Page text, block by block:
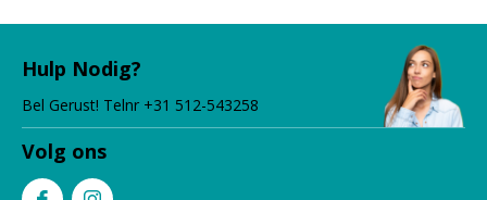
hoogwaardig scheerschuim. Die vind je natuurlijk ook bij
Aftershave komt in verschillende vormen. Lotions op
alcoholbasis geven een frisse kick en zijn perfect voor
normale tot vette huid. Heb je juist een droge huid? Dan
Hulp Nodig?
Bel Gerust! Telnr +31 512-543258
Volg ons